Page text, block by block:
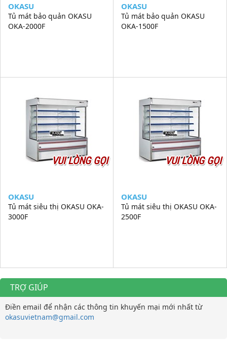
OKASU
Tủ mát bảo quản OKASU
OKA-2000F
OKASU
Tủ mát bảo quản OKASU
OKA-1500F
VUI LÒNG GỌI
OKASU
Tủ mát siêu thị OKASU OKA-
3000F
VUI LÒNG GỌI
OKASU
Tủ mát siêu thị OKASU OKA-
2500F
TRỢ GIÚP
Điền email để nhận các thông tin khuyến mại mới nhất từ
okasuvietnam@gmail.com